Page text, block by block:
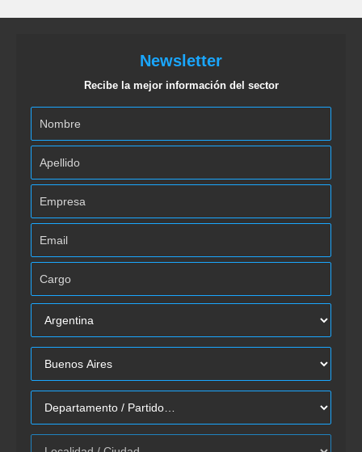
Newsletter
Recibe la mejor información del sector